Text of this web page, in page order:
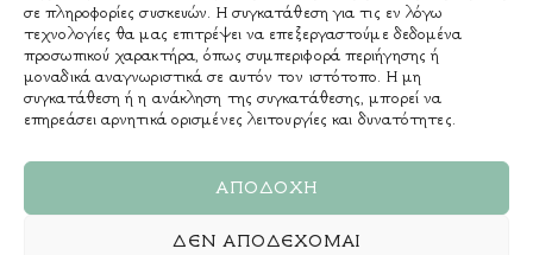
σε πληροφορίες συσκευών. Η συγκατάθεση για τις εν λόγω
τεχνολογίες θα μας επιτρέψει να επεξεργαστούμε δεδομένα
προσωπικού χαρακτήρα, όπως συμπεριφορά περιήγησης ή
μοναδικά αναγνωριστικά σε αυτόν τον ιστότοπο. Η μη
συγκατάθεση ή η ανάκληση της συγκατάθεσης, μπορεί να
επηρεάσει αρνητικά ορισμένες λειτουργίες και δυνατότητες.
ΑΠΟΔΟΧΉ
ΔΕΝ ΑΠΟΔΈΧΟΜΑΙ
Τρόποι Πληρωμής
Πολιτική Παράδοσης
& Επιστροφών - Ακυρώσεων
Αλλεργιογόνα